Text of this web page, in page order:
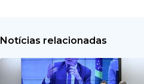
Notícias relacionadas